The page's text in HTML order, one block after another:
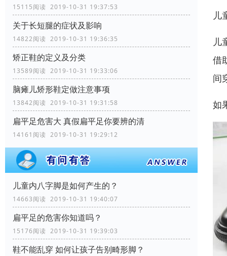
15115阅读 2019-10-31 19:37:53
关于长短腿的症状及影响
14822阅读 2019-10-31 19:36:35
矫正鞋的定义及分类
13589阅读 2019-10-31 19:33:06
脑瘫儿矫形鞋定做注意事项
13842阅读 2019-10-31 19:31:58
扁平足危害大 真假扁平足你要辨的清
14161阅读 2019-10-31 19:29:12
儿童内八字脚是如何产生的？
14663阅读 2019-10-31 19:40:07
扁平足的危害你知道吗？
15176阅读 2019-10-31 19:39:03
鞋不能乱穿 如何让孩子告别畸形脚？
儿
儿
借
间
如